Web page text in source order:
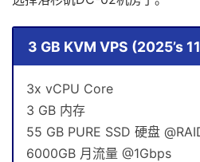
3 GB KVM VPS (2025’s
3x vCPU Core
3 GB 内存
55 GB PURE SSD 硬盘
6000GB 月流量 @1Gbps